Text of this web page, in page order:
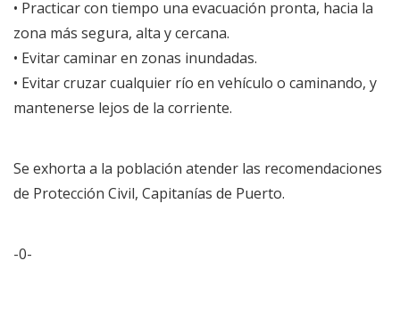
• Practicar con tiempo una evacuación pronta, hacia la
zona más segura, alta y cercana.
• Evitar caminar en zonas inundadas.
• Evitar cruzar cualquier río en vehículo o caminando, y
mantenerse lejos de la corriente.
Se exhorta a la población atender las recomendaciones
de Protección Civil, Capitanías de Puerto.
-0-